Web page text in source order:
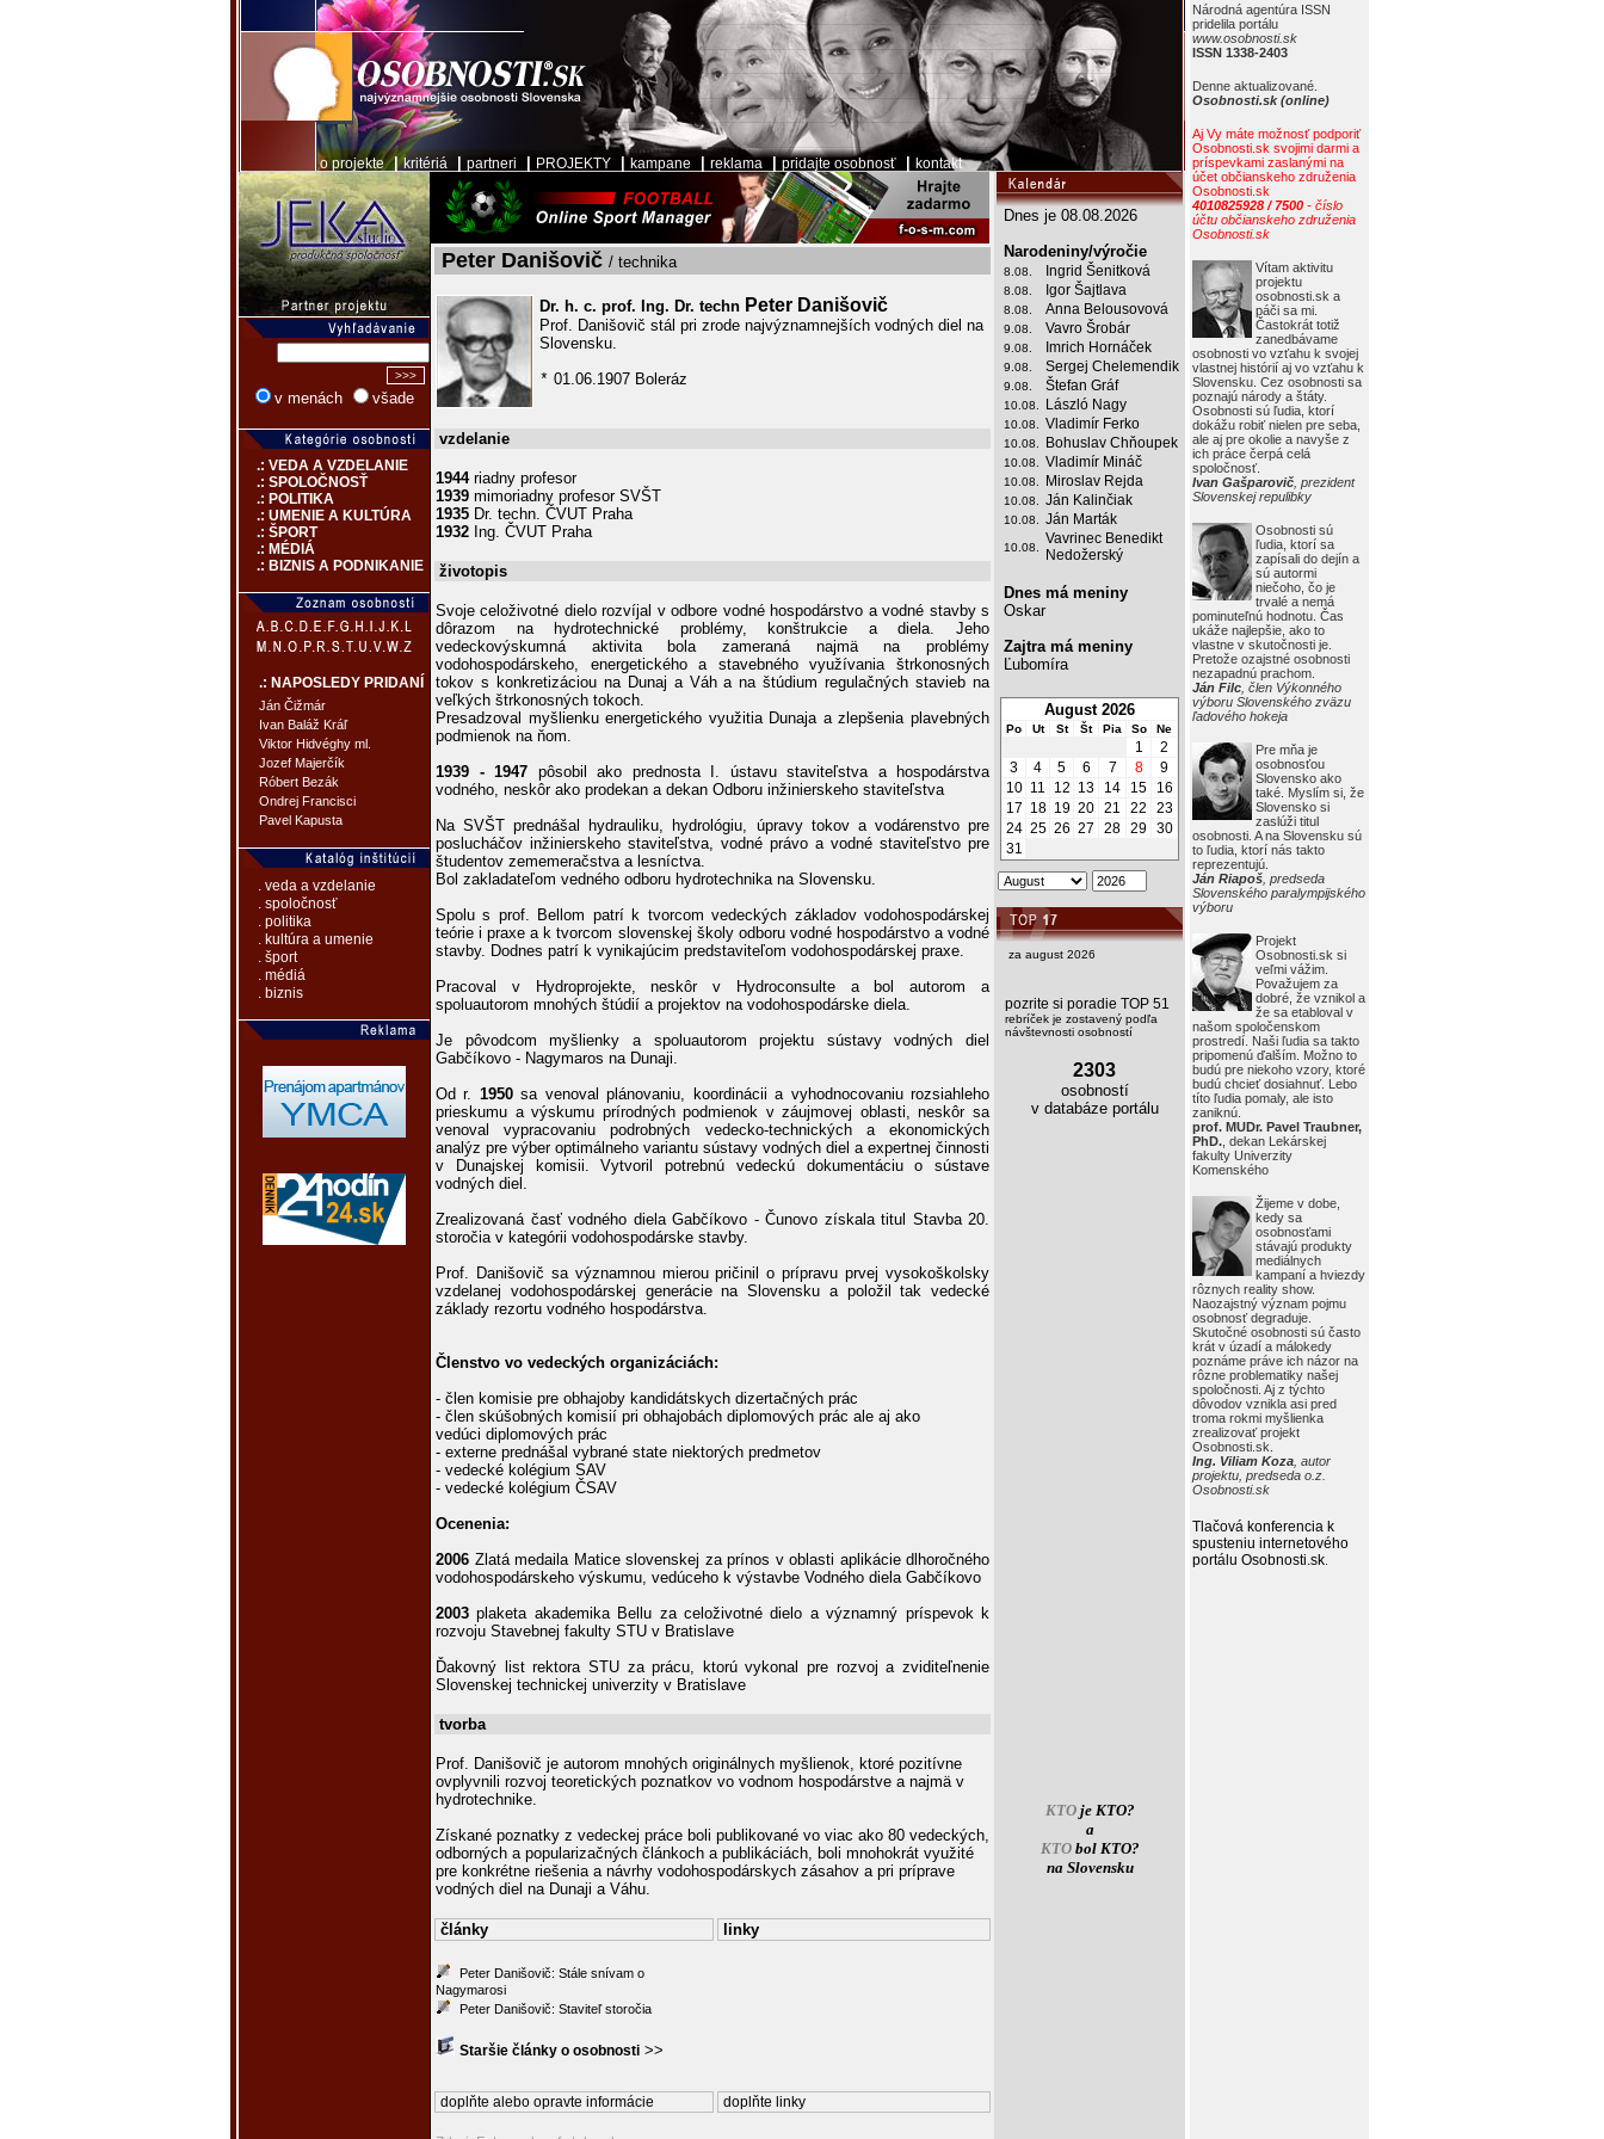
o projekte|kritériá partneri PROJEKTY kampane reklama pridajte osobnosť kontakt
Národná agentúra ISSN
pridelila portálu
www.osobnosti.sk
ISSN 1338-2403
Denne aktualizované.
Osobnosti.sk (online)
Aj Vy máte možnosť podporiť
Osobnosti.sk svojimi darmi a
príspevkami zaslanými na
účet občianskeho združenia
Osobnosti.sk
4010825928 / 7500 - číslo
účtu občianskeho združenia
Osobnosti.sk
Vítam aktivitu
projektu
osobnosti.sk a
páči sa mi.
Častokrát totiž
zanedbávame
osobnosti vo vzťahu k svojej
vlastnej histórií aj vo vzťahu k
Slovensku. Cez osobnosti sa
poznajú národy a štáty.
Osobnosti sú ľudia, ktorí
dokážu robiť nielen pre seba,
ale aj pre okolie a navyše z
ich práce čerpá celá
spoločnosť.
Ivan Gašparovič , prezident
Slovenskej repulibky
Osobnosti sú
ľudia, ktorí sa
zapísali do dejín a
sú autormi
niečoho, čo je
trvalé a nemá
pominuteľnú hodnotu. Čas
ukáže najlepšie, ako to
vlastne v skutočnosti je.
Pretože ozajstné osobnosti
nezapadnú prachom.
Ján Filc , člen Výkonného
výboru Slovenského zväzu
ľadového hokeja
Pre mňa je
osobnosťou
Slovensko ako
také. Myslím si, že
Slovensko si
zaslúži titul
osobnosti. A na Slovensku sú
to ľudia, ktorí nás takto
reprezentujú.
Ján Riapoš , predseda
Slovenského paralympijského
výboru
Projekt
Osobnosti.sk si
veľmi vážim.
Považujem za
dobré, že vznikol a
že sa etabloval v
našom spoločenskom
prostredí. Naši ľudia sa takto
pripomenú ďalším. Možno to
budú pre niekoho vzory, ktoré
budú chcieť dosiahnuť. Lebo
títo ľudia pomaly, ale isto
zaniknú.
prof. MUDr. Pavel Traubner,
PhD. , dekan Lekárskej
fakulty Univerzity
Komenského
Žijeme v dobe,
kedy sa
osobnosťami
stávajú produkty
mediálnych
kampaní a hviezdy
rôznych reality show.
Naozajstný význam pojmu
osobnosť degraduje.
Skutočné osobnosti sú často
krát v úzadí a málokedy
poznáme práve ich názor na
rôzne problematiky našej
spoločnosti. Aj z týchto
dôvodov vznikla asi pred
troma rokmi myšlienka
zrealizovať projekt
Osobnosti.sk.
Ing. Viliam Koza , autor
projektu, predseda o.z.
Osobnosti.sk
Tlačová konferencia k
spusteniu internetového
portálu Osobnosti.sk
v menách všade
.: VEDA A VZDELANIE
.: SPOLOČNOSŤ
.: POLITIKA
.: UMENIE A KULTÚRA
.: ŠPORT
.: MÉDIÁ
.: BIZNIS A PODNIKANIE
.: NAPOSLEDY PRIDANÍ
Ján Čižmár
Ivan Baláž Kráľ
Viktor Hidvéghy ml.
Jozef Majerčík
Róbert Bezák
Ondrej Francisci
Pavel Kapusta
. veda a vzdelanie
. spoločnosť
. politika
. kultúra a umenie
. šport
. médiá
. biznis
Peter Danišovič / technika
Dr. h. c. prof. Ing. Dr. techn Peter Danišovič
Prof. Danišovič stál pri zrode najvýznamnejších vodných diel na
Slovensku.
* 01.06.1907 Boleráz
vzdelanie
1944riadny profesor
1939 mimoriadny profesor SVŠT
1935 Dr. techn. ČVUT Praha
1932 Ing. ČVUT Praha
životopis
Svoje celoživotné dielo rozvíjal v odbore vodné hospodárstvo a vodné stavby s
dôrazom na hydrotechnické problémy, konštrukcie a diela. Jeho
vedeckovýskumná aktivita bola zameraná najmä na problémy
vodohospodárskeho, energetického a stavebného využívania štrkonosných
tokov s konkretizáciou na Dunaj a Váh a na štúdium regulačných stavieb na
veľkých štrkonosných tokoch.
Presadzoval myšlienku energetického využitia Dunaja a zlepšenia plavebných
podmienok na ňom.
1939 - 1947 pôsobil ako prednosta I. ústavu staviteľstva a hospodárstva
vodného, neskôr ako prodekan a dekan Odboru inžinierskeho staviteľstva
Na SVŠT prednášal hydrauliku, hydrológiu, úpravy tokov a vodárenstvo pre
poslucháčov inžinierskeho staviteľstva, vodné právo a vodné staviteľstvo pre
študentov zememeračstva a lesníctva.
Bol zakladateľom vedného odboru hydrotechnika na Slovensku.
Spolu s prof. Bellom patrí k tvorcom vedeckých základov vodohospodárskej
teórie i praxe a k tvorcom slovenskej školy odboru vodné hospodárstvo a vodné
stavby. Dodnes patrí k vynikajúcim predstaviteľom vodohospodárskej praxe.
Pracoval v Hydroprojekte, neskôr v Hydroconsulte a bol autorom a
spoluautorom mnohých štúdií a projektov na vodohospodárske diela.
Je pôvodcom myšlienky a spoluautorom projektu sústavy vodných diel
Gabčíkovo - Nagymaros na Dunaji.
Od r. 1950sa venoval plánovaniu, koordinácii a vyhodnocovaniu rozsiahleho
prieskumu a výskumu prírodných podmienok v záujmovej oblasti, neskôr sa
venoval vypracovaniu podrobných vedecko-technických a ekonomických
analýz pre výber optimálneho variantu sústavy vodných diel a expertnej činnosti
v Dunajskej komisii. Vytvoril potrebnú vedeckú dokumentáciu o sústave
vodných diel.
Zrealizovaná časť vodného diela Gabčíkovo - Čunovo získala titul Stavba 20.
storočia v kategórii vodohospodárske stavby.
Prof. Danišovič sa významnou mierou pričinil o prípravu prvej vysokoškolsky
vzdelanej vodohospodárskej generácie na Slovensku a položil tak vedecké
základy rezortu vodného hospodárstva.
Členstvo vo vedeckých organizáciách:
- člen komisie pre obhajoby kandidátskych dizertačných prác
- člen skúšobných komisií pri obhajobách diplomových prác ale aj ako
vedúci diplomových prác
- externe prednášal vybrané state niektorých predmetov
- vedecké kolégium SAV
- vedecké kolégium ČSAV
Ocenenia:
2006 Zlatá medaila Matice slovenskej za prínos v oblasti aplikácie dlhoročného
vodohospodárskeho výskumu, vedúceho k výstavbe Vodného diela Gabčíkovo
2003 plaketa akademika Bellu za celoživotné dielo a významný príspevok k
rozvoju Stavebnej fakulty STU v Bratislave
Ďakovný list rektora STU za prácu, ktorú vykonal pre rozvoj a zviditeľnenie
Slovenskej technickej univerzity v Bratislave
tvorba
Prof. Danišovič je autorom mnohých originálnych myšlienok, ktoré pozitívne
ovplyvnili rozvoj teoretických poznatkov vo vodnom hospodárstve a najmä v
hydrotechnike.
Získané poznatky z vedeckej práce boli publikované vo viac ako 80 vedeckých,
odborných a popularizačných článkoch a publikáciách, boli mnohokrát využité
pre konkrétne riešenia a návrhy vodohospodárskych zásahov a pri príprave
vodných diel na Dunaji a Váhu.
články linky
Peter Danišovič: Stále snívam o
Nagymarosi
Peter Danišovič: Staviteľ storočia
Staršie články o osobnosti >>
doplňte alebo opravte informácie doplňte linky
Dnes je 08.08.2026
Narodeniny/výročie
8.08. Ingrid Šenitková
8.08. Igor Šajtlava
8.08. Anna Belousovová
9.08. Vavro Šrobár
9.08. Imrich Hornáček
9.08. Sergej Chelemendik
9.08. Štefan Gráf
10.08. László Nagy
10.08. Vladimír Ferko
10.08. Bohuslav Chňoupek
10.08. Vladimír Mináč
10.08. Miroslav Rejda
10.08. Ján Kalinčiak
10.08. Ján Marták
10.08.
Vavrinec Benedikt
Nedožerský
Dnes má meniny
Oskar
Zajtra má meniny
Ľubomíra
August 2026
Po Ut St Št Pia So Ne
1
2
3
4 5 6 7 8
9
10 11 12 13 14 15
16
17 18 19 20 21 22
23
24 25 26 27 28 29 30
31
za august 2026
pozrite si poradie TOP 51
rebríček je zostavený podľa
návštevnosti osobností
2303
osobností
v databáze portálu
KTOje KTO?
a
KTObol KTO?
na Slovensku